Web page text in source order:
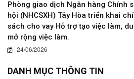
Phòng giao dịch Ngân hàng Chính
hội (NHCSXH) Tây Hòa triển khai
sách cho vay Hỗ trợ tạo việc làm,
mở rộng việc làm.
24/06/2026
DANH MỤC THÔNG TIN